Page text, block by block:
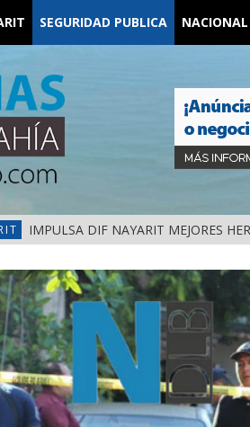
SEGURIDAD PUBLICA NACIONAL
IMPULSA DIF NAYARIT MEJORES